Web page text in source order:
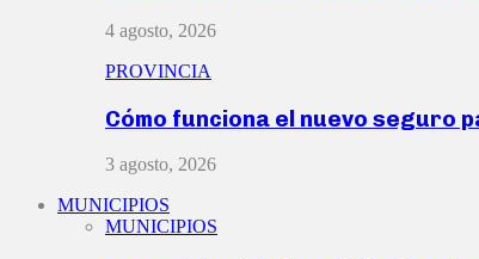
4 agosto, 2026
PROVINCIA
Cómo funciona el nuevo seguro
3 agosto, 2026
MUNICIPIOS
MUNICIPIOS